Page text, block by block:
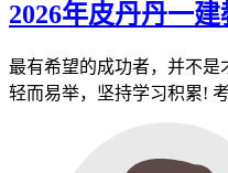
2026年皮丹丹一
最有希望的成功者，并不是
轻而易举，坚持学习积累!